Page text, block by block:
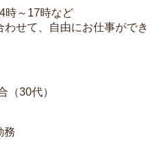
時～17時など
せて、自由にお仕事ができ
（30代）
務